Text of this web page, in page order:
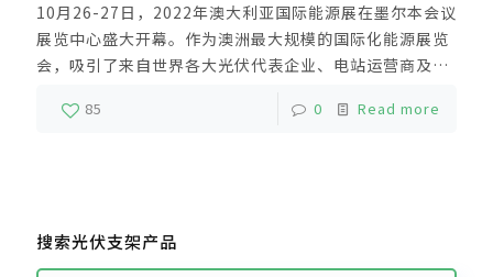
10月26-27日，2022年澳大利亚国际能源展在墨尔本会议
展览中心盛大开幕。作为澳洲最大规模的国际化能源展览
会，吸引了来自世界各大光伏代表企业、电站运营商及行
业技术专家来访参观，探讨绿色能源行业发展趋势，共同
推动未来能源转型迈向低碳世界。
85 0 Read more
搜索光伏支架产品